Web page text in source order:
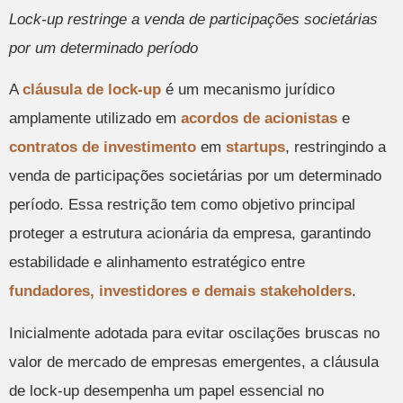
Lock-up restringe a venda de participações societárias
por um determinado período
Acláusula de lock-up é um mecanismo jurídico
amplamente utilizado em acordos de acionistas e
contratos de investimento em startups, restringindo a
venda de participações societárias por um determinado
período. Essa restrição tem como objetivo principal
proteger a estrutura acionária da empresa, garantindo
estabilidade e alinhamento estratégico entre
fundadores, investidores e demais stakeholders.
Inicialmente adotada para evitar oscilações bruscas no
valor de mercado de empresas emergentes, a cláusula
de lock-up desempenha um papel essencial no